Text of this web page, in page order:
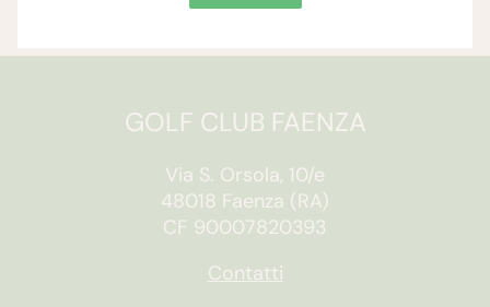
GOLF CLUB FAENZA
Via S. Orsola, 10/e
48018 Faenza (RA)
CF 90007820393
Contatti